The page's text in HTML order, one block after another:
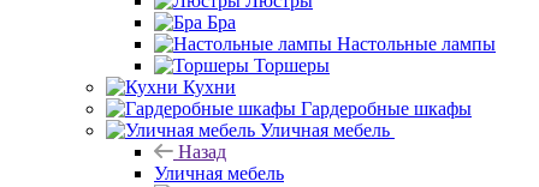
Бра
Настольные лампы
Торшеры
Кухни
Гардеробные шкафы
Уличная мебель
Назад
Уличная мебель